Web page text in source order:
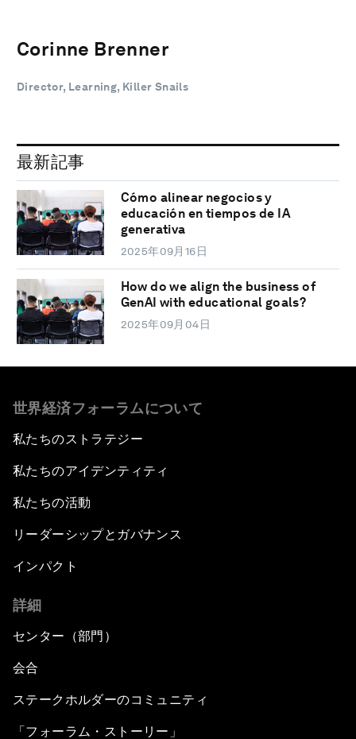
Corinne Brenner
Director, Learning, Killer Snails
最新記事
Cómo alinear negocios y
educación en tiempos de IA
generativa
2025年09月16日
How do we align the business of
GenAI with educational goals?
2025年09月04日
世界経済フォーラムについて
私たちのストラテジー
私たちのアイデンティティ
私たちの活動
リーダーシップとガバナンス
インパクト
詳細
センター（部門）
会合
ステークホルダーのコミュニティ
「フォーラム・ストーリー」